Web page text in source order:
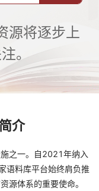
源将逐步上
。
介
之一。自2021年纳入
语料库平台始终肩负推
源体系的重要使命。